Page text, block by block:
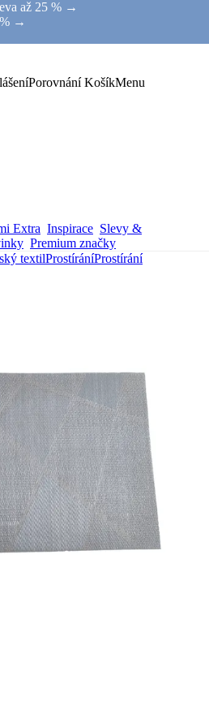
až 25 % →
% →
Porovnání KošíkMenu
Extra Inspirace Slevy &
Premium značky
textilProstíráníProstírání